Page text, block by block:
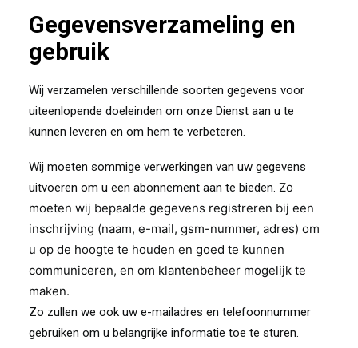
Gegevensverzameling en
gebruik
Wij verzamelen verschillende soorten gegevens voor
uiteenlopende doeleinden om onze Dienst aan u te
kunnen leveren en om hem te verbeteren.
Wij moeten sommige verwerkingen van uw gegevens
uitvoeren om u een abonnement aan te bieden. Zo
moeten wij bepaalde gegevens registreren bij een
inschrijving (naam, e-mail, gsm-nummer, adres) om
u op de hoogte te houden en goed te kunnen
communiceren, en om klantenbeheer mogelijk te
maken.
Zo zullen we ook uw e-mailadres en telefoonnummer
gebruiken om u belangrijke informatie toe te sturen.